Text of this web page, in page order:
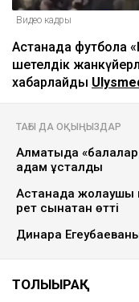
Видео кадры
Астанада футболға
шетелдік
хабарлайды
ТАҒЫ ДА ОҚЫҢЫЗДАР
Алматыда
адам ұсталды
Астанада жолаушы
рет сынақтан өтті
Динара
ТОЛЫҒЫРАҚ